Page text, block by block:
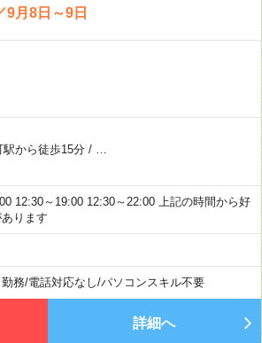
9月8日～9日
駅から徒歩15分/
12:30～19:00 12:30～22:00 上記の時間から好
ります
務/電話対応なし/パソコンスキル不要
詳細へ